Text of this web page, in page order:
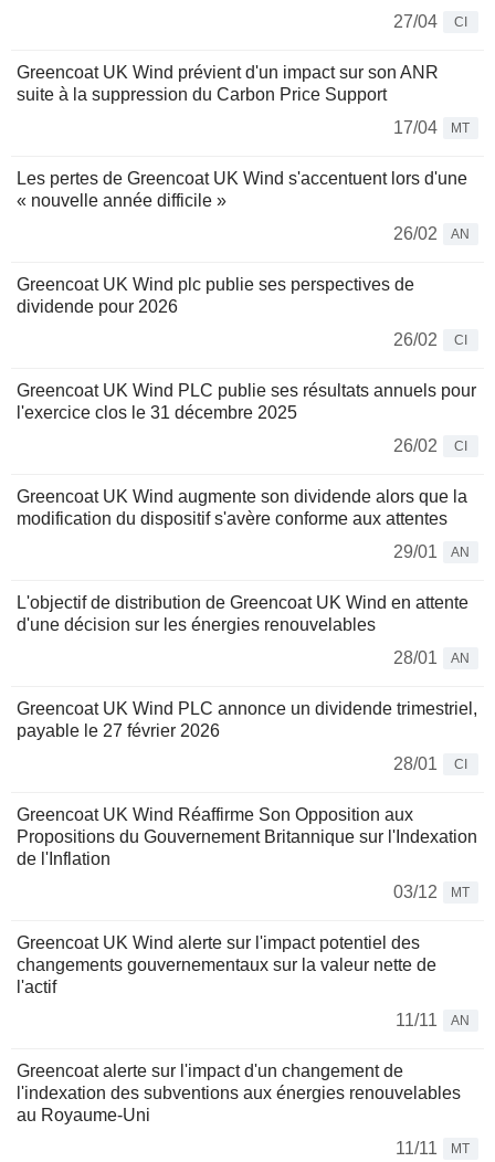
27/04
CI
Greencoat UK Wind prévient d'un impact sur son ANR
suite à la suppression du Carbon Price Support
17/04
MT
Les pertes de Greencoat UK Wind s'accentuent lors d'une
« nouvelle année difficile »
26/02
AN
Greencoat UK Wind plc publie ses perspectives de
dividende pour 2026
26/02
CI
Greencoat UK Wind PLC publie ses résultats annuels pour
l'exercice clos le 31 décembre 2025
26/02
CI
Greencoat UK Wind augmente son dividende alors que la
modification du dispositif s'avère conforme aux attentes
29/01
AN
L'objectif de distribution de Greencoat UK Wind en attente
d'une décision sur les énergies renouvelables
28/01
AN
Greencoat UK Wind PLC annonce un dividende trimestriel,
payable le 27 février 2026
28/01
CI
Greencoat UK Wind Réaffirme Son Opposition aux
Propositions du Gouvernement Britannique sur l'Indexation
de l'Inflation
03/12
MT
Greencoat UK Wind alerte sur l'impact potentiel des
changements gouvernementaux sur la valeur nette de
l'actif
11/11
AN
Greencoat alerte sur l'impact d'un changement de
l'indexation des subventions aux énergies renouvelables
au Royaume-Uni
11/11
MT